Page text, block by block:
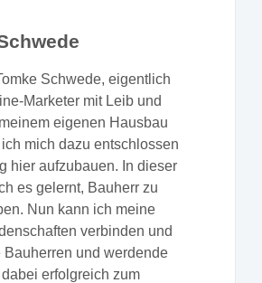
Schwede, eigentlich
Marketer mit Leib und
eigenen Hausbau
mich dazu entschlossen
hier aufzubauen. In dieser
es gelernt, Bauherr zu
Nun kann ich meine
verbinden und
Bauherren und werdende
erfolgreich zum